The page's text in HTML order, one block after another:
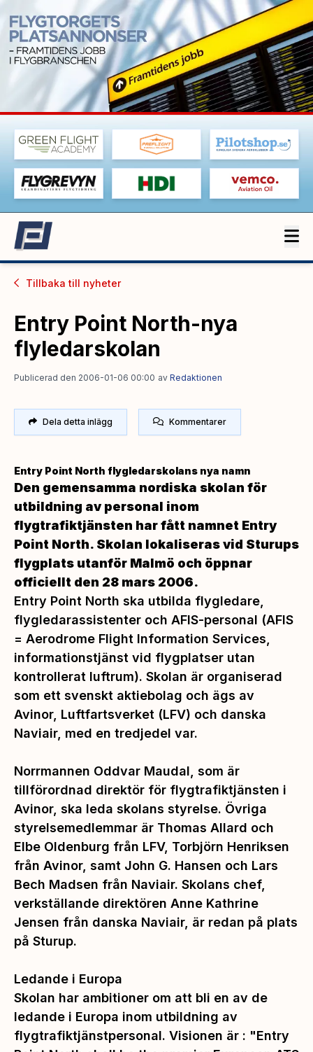
Tillbaka till nyheter
Entry Point North-nya
flyledarskolan
Publicerad den 2006-01-06 00:00 av Redaktionen
Dela detta inlägg Kommentarer
Entry Point North flygledarskolans nya namn
Den gemensamma nordiska skolan för
utbildning av personal inom
flygtrafiktjänsten har fått namnet Entry
Point North. Skolan lokaliseras vid Sturups
flygplats utanför Malmö och öppnar
officiellt den 28 mars 2006.
Entry Point North ska utbilda flygledare,
flygledarassistenter och AFIS-personal (AFIS
= Aerodrome Flight Information Services,
informationstjänst vid flygplatser utan
kontrollerat luftrum). Skolan är organiserad
som ett svenskt aktiebolag och ägs av
Avinor, Luftfartsverket (LFV) och danska
Naviair, med en tredjedel var.
Norrmannen Oddvar Maudal, som är
tillförordnad direktör för flygtrafiktjänsten i
Avinor, ska leda skolans styrelse. Övriga
styrelsemedlemmar är Thomas Allard och
Elbe Oldenburg från LFV, Torbjörn Henriksen
från Avinor, samt John G. Hansen och Lars
Bech Madsen från Naviair. Skolans chef,
verkställande direktören Anne Kathrine
Jensen från danska Naviair, är redan på plats
på Sturup.
Ledande i Europa
Skolan har ambitioner om att bli en av de
ledande i Europa inom utbildning av
flygtrafiktjänstpersonal. Visionen är : "Entry